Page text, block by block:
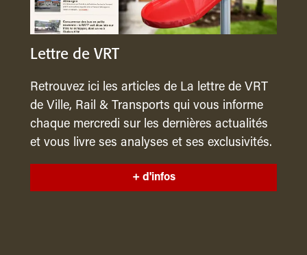
Lettre de VRT
Retrouvez ici les articles de La lettre de VRT
de Ville, Rail & Transports qui vous informe
chaque mercredi sur les dernières actualités
et vous livre ses analyses et ses exclusivités.
+ d'infos